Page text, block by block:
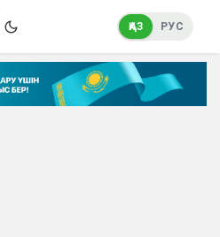
ҚАЗ РУС